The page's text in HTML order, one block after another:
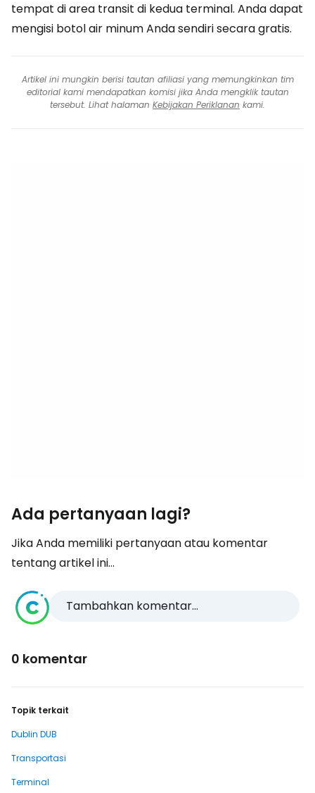
tempat di area transit di kedua terminal. Anda dapat
mengisi botol air minum Anda sendiri secara gratis.
Artikel ini mungkin berisi tautan afiliasi yang memungkinkan tim
editorial kami mendapatkan komisi jika Anda mengklik tautan
tersebut. Lihat halaman Kebijakan Periklanan kami.
Ada pertanyaan lagi?
Jika Anda memiliki pertanyaan atau komentar
tentang artikel ini...
Tambahkan komentar...
0 komentar
Topik terkait
Dublin DUB
Transportasi
Terminal